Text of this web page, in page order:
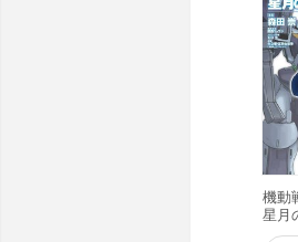
機動
星月
書籍